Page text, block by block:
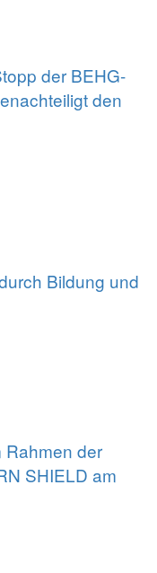
der BEHG-
den
Bildung und
Rahmen der
SHIELD am